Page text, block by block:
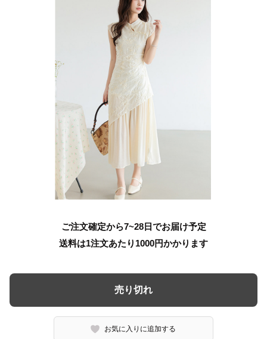
ご注文確定から7~28日でお届け予定
送料は1注文あたり 1000円かかります
売り切れ
お気に入りに追加する